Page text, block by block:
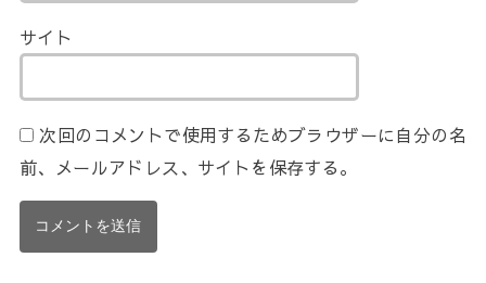
サイト
次回のコメントで使用するためブラウザーに自分の名
前、メールアドレス、サイトを保存する。